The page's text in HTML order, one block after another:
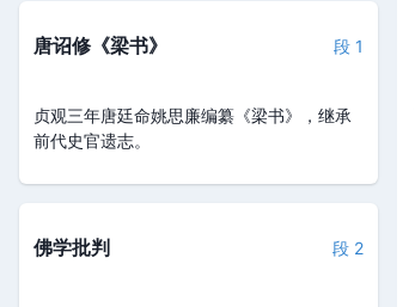
唐诏修《梁书》 段 1
贞观三年唐廷命姚思廉编纂《梁书》，继承
前代史官遗志。
佛学批判 段 2